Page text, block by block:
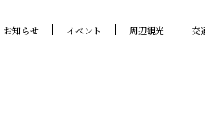
お知らせ イベント 周辺観光 交